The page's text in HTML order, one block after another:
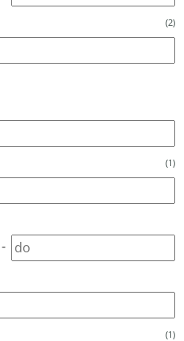
(2)
(1)
-
(1)